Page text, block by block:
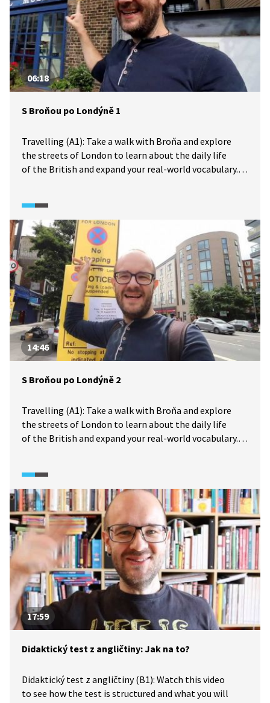
06:18
S Broňou po Londýně 1
Travelling (A1): Take a walk with Broňa and explore
the streets of London to learn about the daily life
of the British and expand your real-world vocabulary.
zásobu z reálného světa.
14:46
S Broňou po Londýně 2
Travelling (A1): Take a walk with Broňa and explore
the streets of London to learn about the daily life
of the British and expand your real-world vocabulary.
zásobu z reálného světa.
17:59
Didaktický test z angličtiny: Jak na to?
Didaktický test z angličtiny (B1): Watch this video
to see how the test is structured and what you will